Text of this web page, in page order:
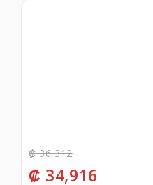
₡36,312
₡ 34,916